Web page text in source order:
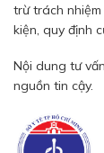
trừ trách
kiện, quy định
Nội dung tư
nguồn tin cậy.